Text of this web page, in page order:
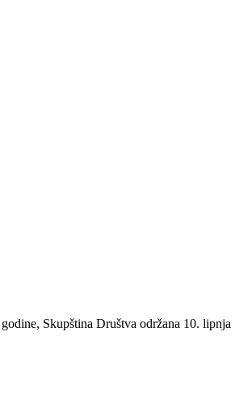
Skupština Društva održana 10. lipnja